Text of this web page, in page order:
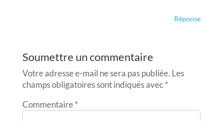
Réponse
Soumettre un commentaire
Votre adresse e-mail ne sera pas publiée. Les
champs obligatoires sont indiqués avec*
Commentaire*